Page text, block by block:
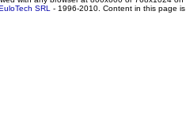
SRL - 1996-2010. Content in this page